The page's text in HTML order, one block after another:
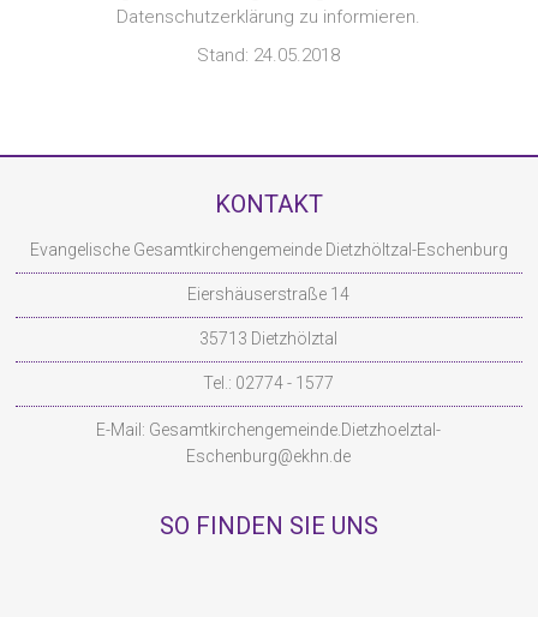
Datenschutzerklärung zu informieren.
Stand: 24.05.2018
KONTAKT
Evangelische Gesamtkirchengemeinde Dietzhöltzal-Eschenburg
Eiershäuserstraße 14
35713 Dietzhölztal
Tel.: 02774 - 1577
E-Mail: Gesamtkirchengemeinde.Dietzhoelztal-
Eschenburg@ekhn.de
SO FINDEN SIE UNS